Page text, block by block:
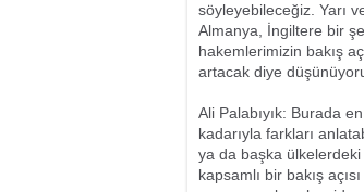
söyleyebileceğiz. Yarı
Almanya, İngiltere bir
hakemlerimizin bakış
artacak diye
Ali Palabıyık: Burada
kadarıyla farkları
ya da başka ülkelerdeki
kapsamlı bir bakış